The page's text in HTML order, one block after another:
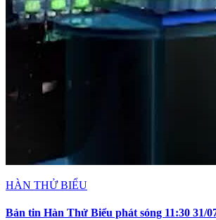
HÀN THỬ BIỂU
Bản tin Hàn Thử Biểu phát sóng 11:30 31/